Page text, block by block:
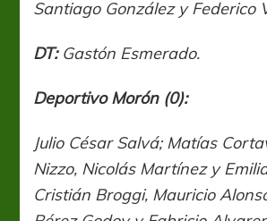
Santiago González y Federico
DT:Gastón Esmerado.
Deportivo Morón (0):
Julio César Salvá; Matías
Nizzo, Nicolás Martínez y
Cristián Broggi, Mauricio